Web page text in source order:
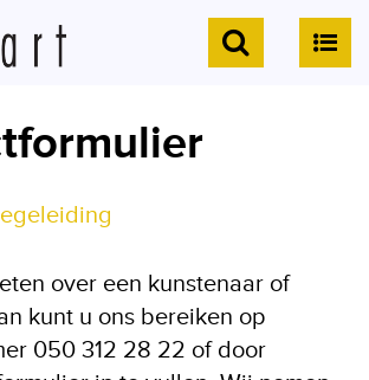
over een kunstenaar of
kunt u ons bereiken op
050 312 28 22 of door